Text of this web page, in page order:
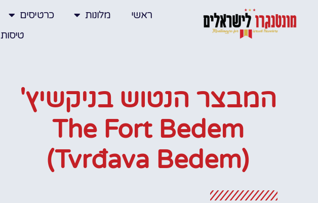
ראשי מלונות כרטיסים
טיסות
המבצר הנטוש בניקשיץ'
The Fort Bedem
(tvrđava Bedem)